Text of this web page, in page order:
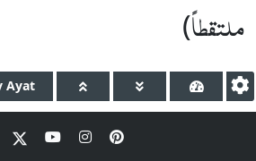
ملتقطاً)
Ayat